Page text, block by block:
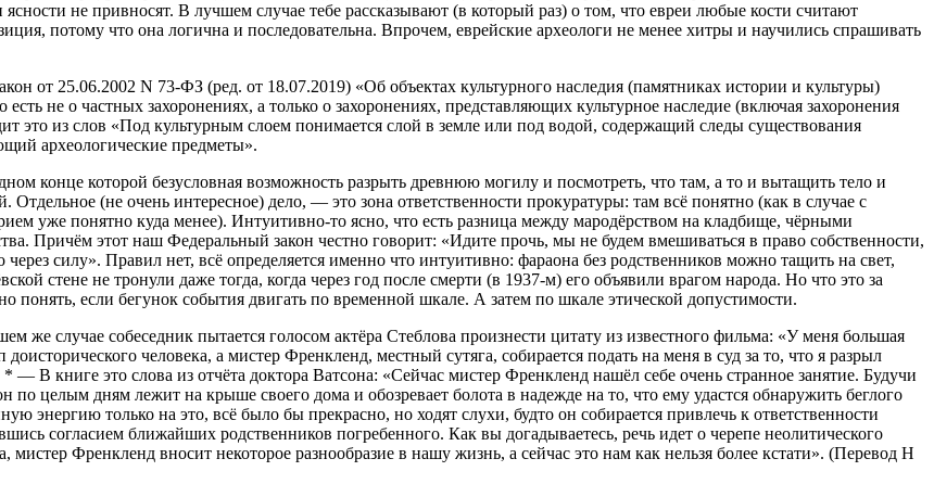
не привносят. В лучшем случае тебе рассказывают (в который раз) о том, что евреи любые кости считают
потому что она логична и последовательна. Впрочем, еврейские археологи не менее хитры и научились спрашивать
от 25.06.2002 N 73-ФЗ (ред. от 18.07.2019) «Об объектах культурного наследия (памятниках истории и культуры)
не о частных захоронениях, а только о захоронениях, представляющих культурное наследие (включая захоронения
это из слов «Под культурным слоем понимается слой в земле или под водой, содержащий следы существования
археологические предметы».
конце которой безусловная возможность разрыть древнюю могилу и посмотреть, что там, а то и вытащить тело и
(не очень интересное) дело, — это зона ответственности прокуратуры: там всё понятно (как в случае с
уже понятно куда менее). Интуитивно-то ясно, что есть разница между мародёрством на кладбище, чёрными
Причём этот наш Федеральный закон честно говорит: «Идите прочь, мы не будем вмешиваться в право собственности,
силу». Правил нет, всё определяется именно что интуитивно: фараона без родственников можно тащить на свет,
стене не тронули даже тогда, когда через год после смерти (в 1937-м) его объявили врагом народа. Но что это за
если бегунок события двигать по временной шкале. А затем по шкале этической допустимости.
же случае собеседник пытается голосом актёра Стеблова произнести цитату из известного фильма: «У меня большая
человека, а мистер Френкленд, местный сутяга, собирается подать на меня в суд за то, что я разрыл
* — В книге это слова из отчёта доктора Ватсона: «Сейчас мистер Френкленд нашёл себе очень странное занятие. Будучи
целым дням лежит на крыше своего дома и обозревает болота в надежде на то, что ему удастся обнаружить беглого
энергию только на это, всё было бы прекрасно, но ходят слухи, будто он собирается привлечь к ответственности
согласием ближайших родственников погребенного. Как вы догадываетесь, речь идет о черепе неолитического
Френкленд вносит некоторое разнообразие в нашу жизнь, а сейчас это нам как нельзя более кстати». (Перевод Н